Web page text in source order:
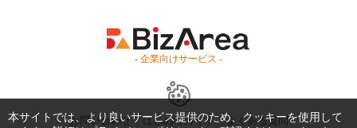
- 企業向けサービス -
お問い合わせ はじめてガイド よくある質問
本サイトでは、より良いサービス提供のため、クッキーを使用して